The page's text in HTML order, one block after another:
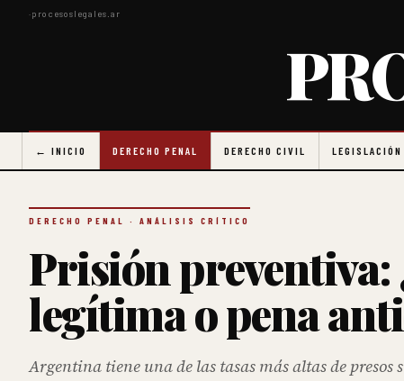
·procesoslegales.ar
← INICIO DERECHO PENAL DERECHO CIVIL LEGISLACIÓN
DERECHO PENAL · ANÁLISIS CRÍTICO
Prisión
legítima o pena
Argentina tiene una de las tasas más altas de